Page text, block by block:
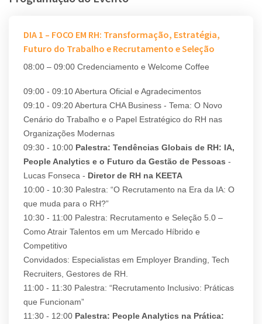
DIA 1 – FOCO EM RH: Transformação, Estratégia,
Futuro do Trabalho e Recrutamento e Seleção
08:00 – 09:00 Credenciamento e Welcome Coffee
09:00 - 09:10 Abertura Oficial e Agradecimentos
09:10 - 09:20 Abertura CHA Business - Tema: O Novo
Cenário do Trabalho e o Papel Estratégico do RH nas
Organizações Modernas
09:30 - 10:00 Palestra: Tendências Globais de RH: IA,
People Analytics e o Futuro da Gestão de Pessoas -
Lucas Fonseca - Diretor de RH na KEETA
10:00 - 10:30 Palestra: “O Recrutamento na Era da IA: O
que muda para o RH?”
10:30 - 11:00 Palestra: Recrutamento e Seleção 5.0 –
Como Atrair Talentos em um Mercado Híbrido e
Competitivo
Convidados: Especialistas em Employer Branding, Tech
Recruiters, Gestores de RH.
11:00 - 11:30 Palestra: “Recrutamento Inclusivo: Práticas
que Funcionam”
11:30 - 12:00 Palestra: People Analytics na Prática: